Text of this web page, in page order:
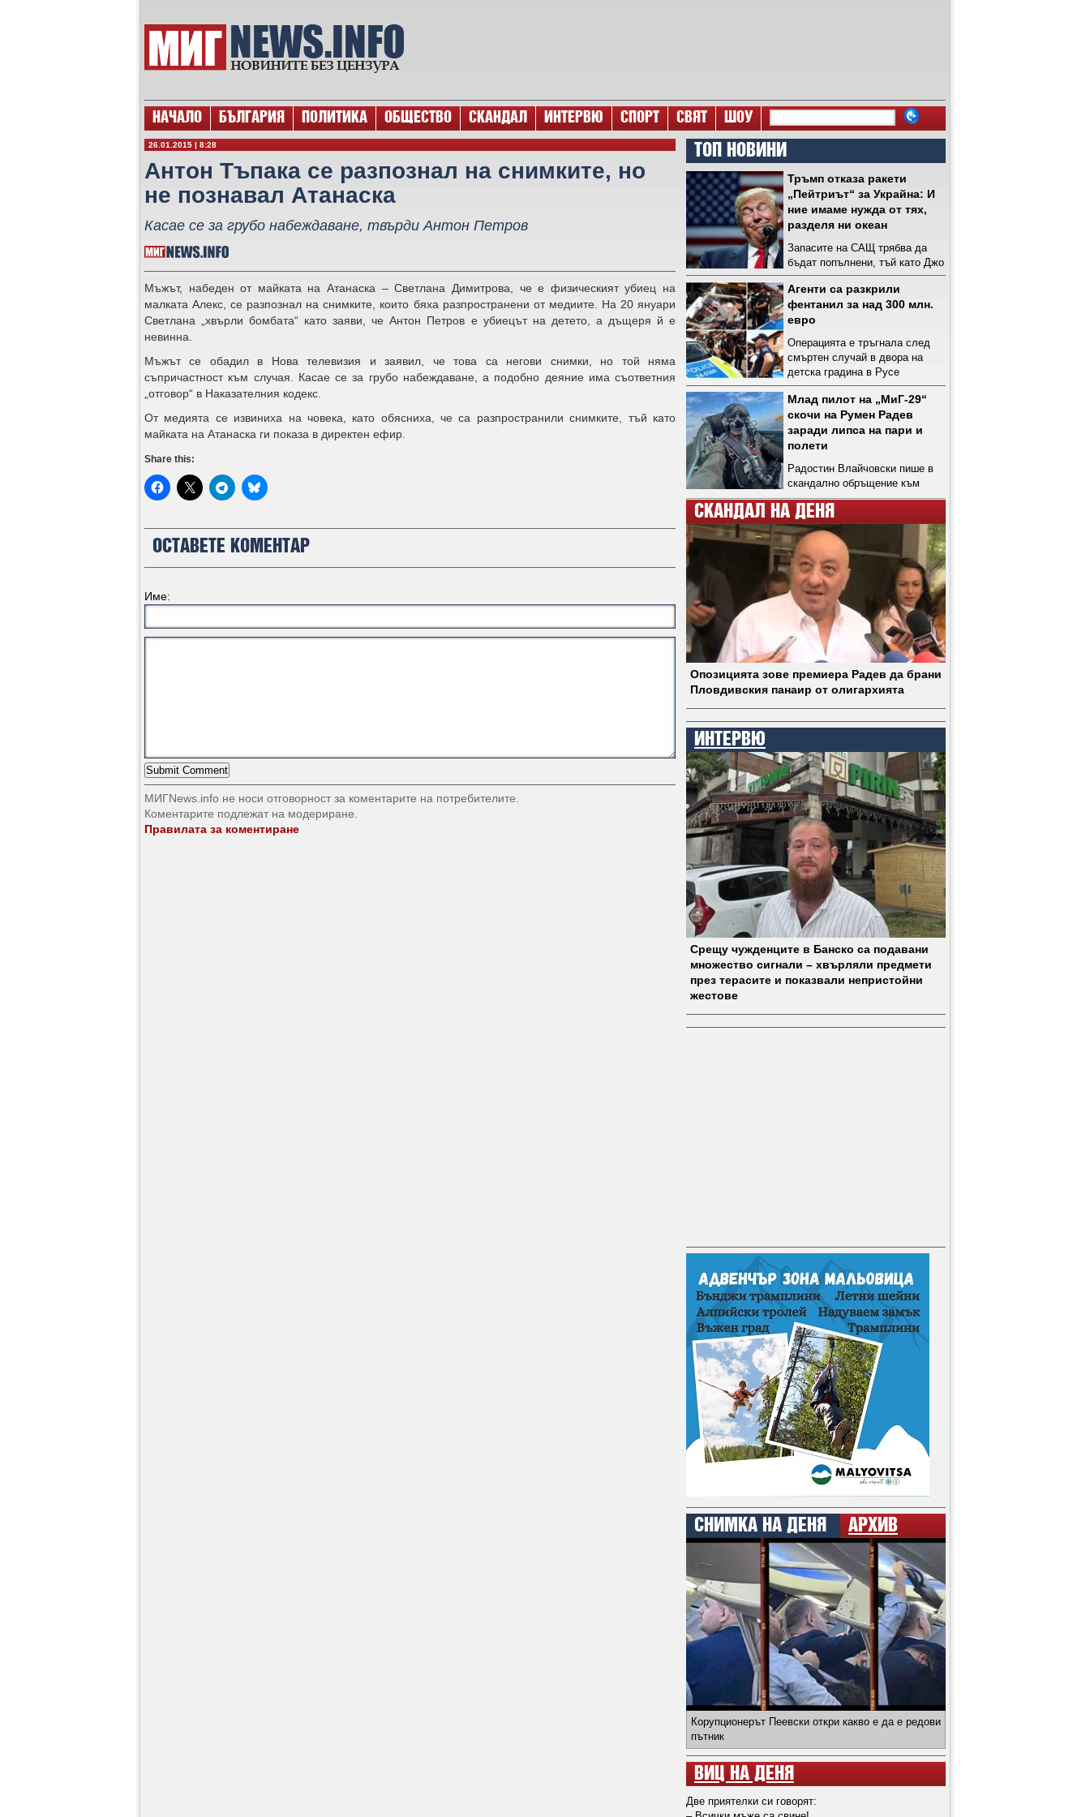
НАЧАЛО БЪЛГАРИЯ ПОЛИТИКА ОБЩЕСТВО СКАНДАЛ ИНТЕРВЮ СПОРТ СВЯТ ШОУ
26.01.2015 | 8:28
Антон Тъпака се разпознал на снимките, но
не познавал Атанаска
Касае се за грубо набеждаване, твърди Антон Петров
Мъжът, набеден от майката на Атанаска – Светлана Димитрова, че е физическият убиец на
малката Алекс, се разпознал на снимките, които бяха разпространени от медиите. На 20 януари
Светлана „хвърли бомбата“ като заяви, че Антон Петров е убиецът на детето, а дъщеря й е
невинна.
Мъжът се обадил в Нова телевизия и заявил, че това са негови снимки, но той няма
съпричастност към случая. Касае се за грубо набеждаване, а подобно деяние има съответния
„отговор“ в Наказателния кодекс.
От медията се извиниха на човека, като обясниха, че са разпространили снимките, тъй като
майката на Атанаска ги показа в директен ефир.
Share this:
ОСТАВЕТЕ КОМЕНТАР
Име:
МИГNews.info не носи отговорност за коментарите на потребителите.
Коментарите подлежат на модериране.
Правилата за коментиране
ТОП НОВИНИ
Тръмп отказа ракети
„Пейтриът“ за Украйна: И
ние имаме нужда от тях,
разделя ни океан
Запасите на САЩ трябва да
бъдат попълнени, тъй като Джо
Байдън е предоставил на
Украйна "много оръжия
безплатно"
Агенти са разкрили
фентанил за над 300 млн.
евро
Операцията е тръгнала след
смъртен случай в двора на
детска градина в Русе
Млад пилот на „МиГ-29“
скочи на Румен Радев
заради липса на пари и
полети
Радостин Влайчовски пише в
скандално обръщение към
премиера, че напуска по
собствено желание, защото
няма перспектива
СКАНДАЛ НА ДЕНЯ
Опозицията зове премиера Радев да брани
Пловдивския панаир от олигархията
ИНТЕРВЮ
Срещу чужденците в Банско са подавани
множество сигнали – хвърляли предмети
през терасите и показвали непристойни
жестове
СНИМКА НА ДЕНЯ АРХИВ
Корупционерът Пеевски откри какво е да е редови
пътник
ВИЦ НА ДЕНЯ
Две приятелки си говорят: